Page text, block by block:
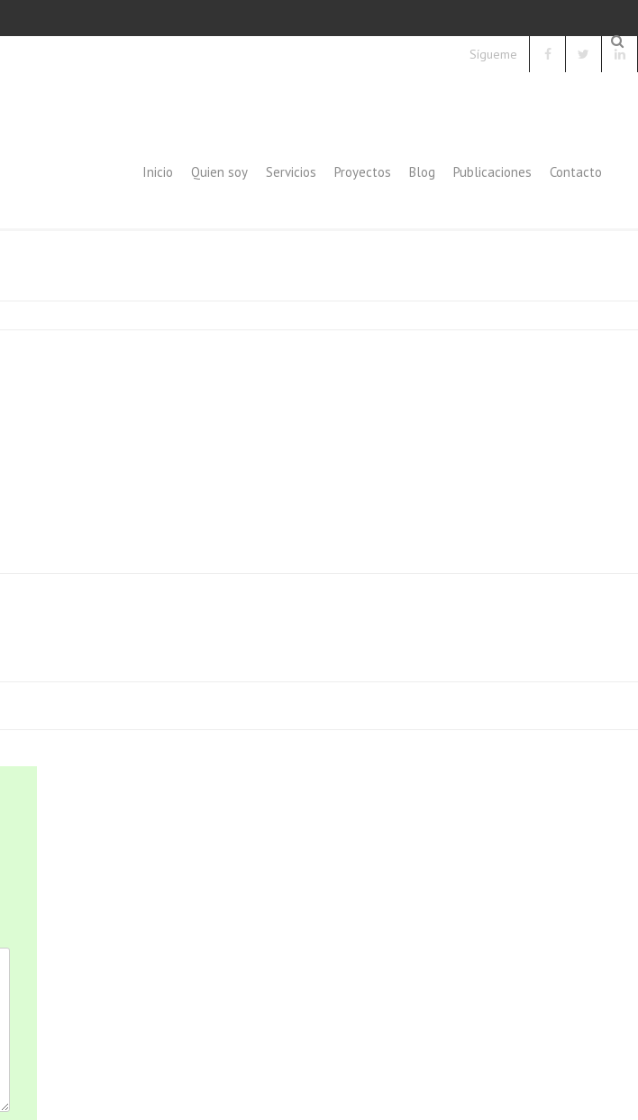
Sígueme
Inicio Quien soy Servicios Proyectos Blog Publicaciones Contacto